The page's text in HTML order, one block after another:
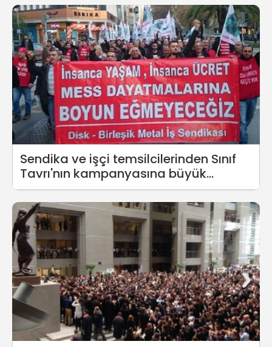
Sendika ve işçi temsilcilerinden Sınıf
Tavrı'nın kampanyasına büyük
destek!